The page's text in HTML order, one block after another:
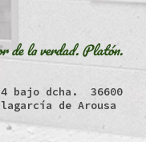
de la verdad. Platón.
bajo dcha. 36600
de Arousa